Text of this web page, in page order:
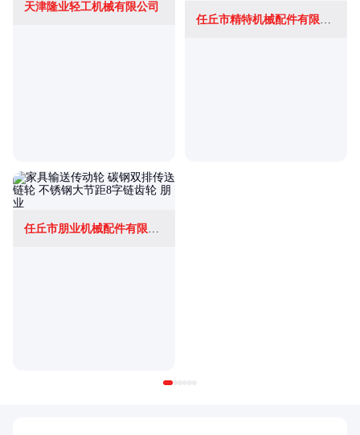
天津隆业轻工机械有限公司
任丘市精特机械配件有限公司
任丘市朋业机械配件有限公司